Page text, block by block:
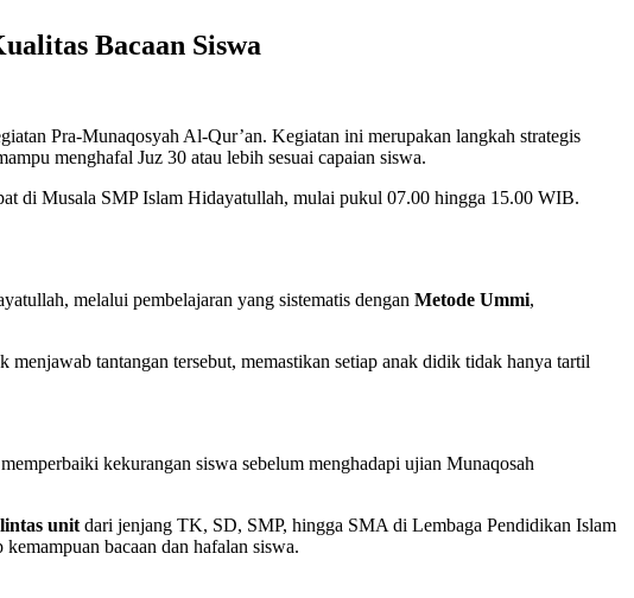
Bacaan Siswa
Pra-Munaqosyah Al-Qur’an. Kegiatan ini merupakan langkah strategis
menghafal Juz 30 atau lebih sesuai capaian siswa.
di Musala SMP Islam Hidayatullah, mulai pukul 07.00 hingga 15.00 WIB.
melalui pembelajaran yang sistematis dengan Metode Ummi,
tantangan tersebut, memastikan setiap anak didik tidak hanya tartil
kekurangan siswa sebelum menghadapi ujian Munaqosah
unit dari jenjang TK, SD, SMP, hingga SMA di Lembaga Pendidikan Islam
bacaan dan hafalan siswa.